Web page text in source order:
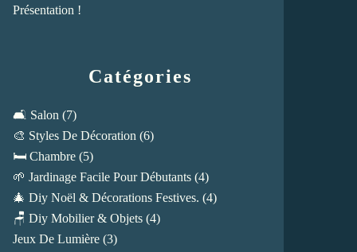
Catégories
🛋️ Salon (7)
🎨 Styles De Décoration (6)
🛏️ Chambre (5)
🌱 Jardinage Facile Pour Débutants (4)
🎄 Diy Noël & Décorations Festives. (4)
🪑 Diy Mobilier & Objets (4)
Jeux De Lumière (3)
Présentation !